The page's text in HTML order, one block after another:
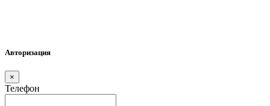
Авторизация
×
Телефон